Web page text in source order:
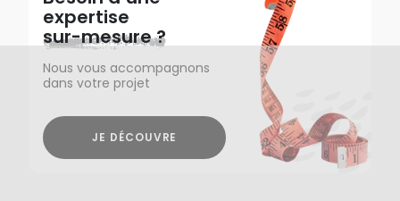
expertise
sur-mesure ?
Nous vous accompagnons
dans votre projet
JE DÉCOUVRE